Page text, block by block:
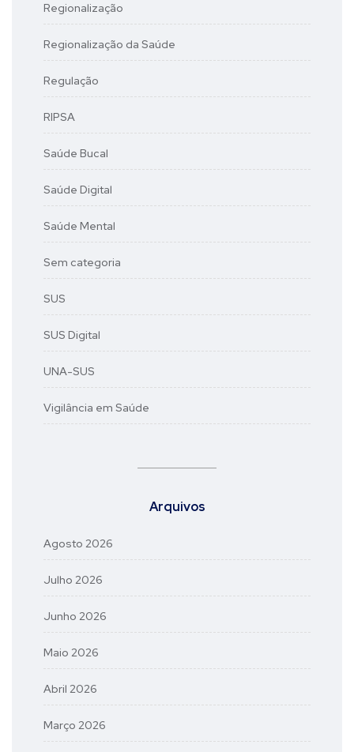
Regionalização
Regionalização da Saúde
Regulação
RIPSA
Saúde Bucal
Saúde Digital
Saúde Mental
Sem categoria
SUS
SUS Digital
UNA-SUS
Vigilância em Saúde
Arquivos
Agosto 2026
Julho 2026
Junho 2026
Maio 2026
Abril 2026
Março 2026